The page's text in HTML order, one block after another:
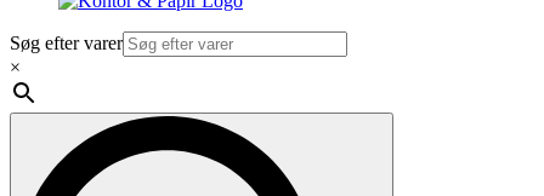
Søg efter varer
×